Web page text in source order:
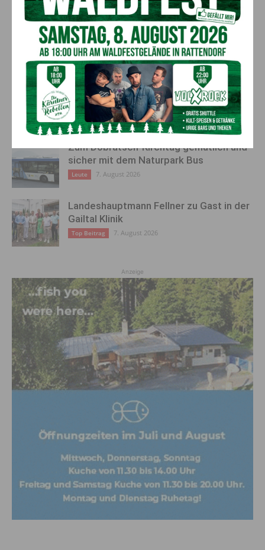
Einsatz für die Caritas!
Wohlbefinden zu schenken!
AKTUELLES
„Sein Charakter bleibt unersetzbar“ –
Fußballverein nimmt Abschied
Aktuell 7. August 2026
Zum Dobratsch-Kirchtag gemütlich und
sicher mit dem Naturpark Bus
Leute 7. August 2026
Landeshauptmann Fellner zu Gast in der
Gailtal Klinik
Top Beitrag 7. August 2026
Anzeige